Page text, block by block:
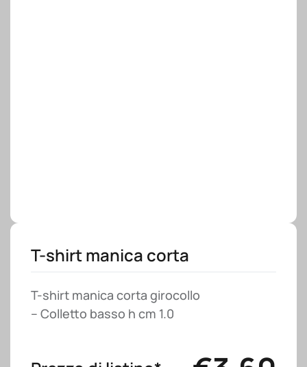
T-shirt manica corta
T-shirt manica corta girocollo
– Colletto basso h cm 1.0